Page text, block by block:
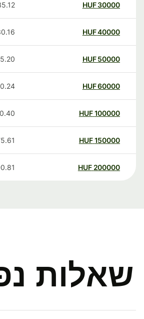
30000
HUF
135.12
40000
HUF
180.16
50000
HUF
225.20
60000
HUF
270.24
100000
HUF
150000
HUF
675.61
200000
HUF
900.81
שאלות